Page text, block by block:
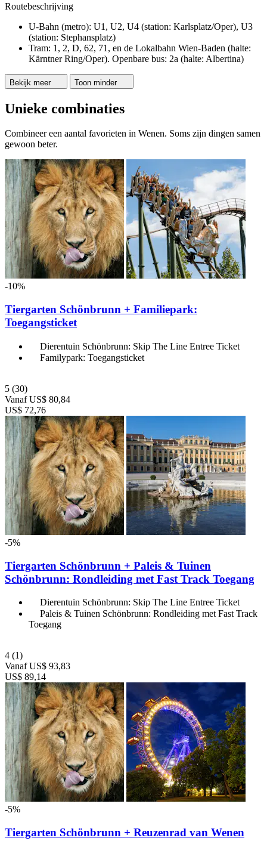
Routebeschrijving
U-Bahn (metro): U1, U2, U4 (station: Karlsplatz/Oper), U3
(station: Stephansplatz)
Tram: 1, 2, D, 62, 71, en de Lokalbahn Wien-Baden (halte:
Kärntner Ring/Oper). Openbare bus: 2a (halte: Albertina)
Bekijk meer Toon minder
Unieke combinaties
Combineer een aantal favorieten in Wenen. Soms zijn dingen samen
gewoon beter.
-10%
Tiergarten Schönbrunn + Familiepark:
Toegangsticket
Dierentuin Schönbrunn: Skip The Line Entree Ticket
Familypark: Toegangsticket
5 (30)
Vanaf US$ 80,84
US$ 72,76
-5%
Tiergarten Schönbrunn + Paleis & Tuinen
Schönbrunn: Rondleiding met Fast Track Toegang
Dierentuin Schönbrunn: Skip The Line Entree Ticket
Paleis & Tuinen Schönbrunn: Rondleiding met Fast Track
Toegang
4 (1)
Vanaf US$ 93,83
US$ 89,14
-5%
Tiergarten Schönbrunn + Reuzenrad van Wenen